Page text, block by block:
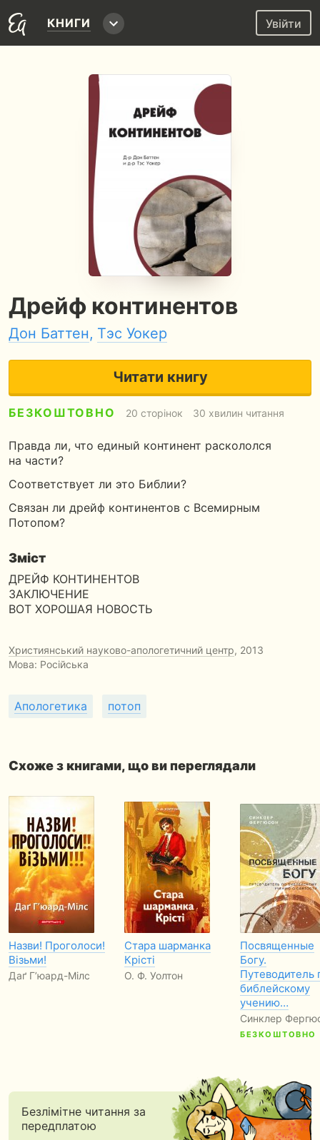
КНИГИ Увійти
Дрейф континентов
Дон Баттен, Тэс Уокер
Читати книгу
БЕЗКОШТОВНО 20 сторінок 30 хвилин читання
Правда ли, что единый континент раскололся
на части?
Соответствует ли это Библии?
Связан ли дрейф континентов с Всемирным
Потопом?
Зміст
ДРЕЙФ КОНТИНЕНТОВ
ЗАКЛЮЧЕНИЕ
ВОТ ХОРОШАЯ НОВОСТЬ
Християнський науково-апологетичний центр, 2013
Мова: Російська
Апологетика потоп
Схоже з книгами, що ви переглядали
Назви! Проголоси!
Візьми!
Даґ Г’юард-Мілс
Стара шарманка
Крісті
О. Ф. Уолтон
Посвященные
Богу.
Путеводитель
библейскому
учению…
Синклер
БЕЗКОШТОВНО
Безлімітне читання за
передплатою